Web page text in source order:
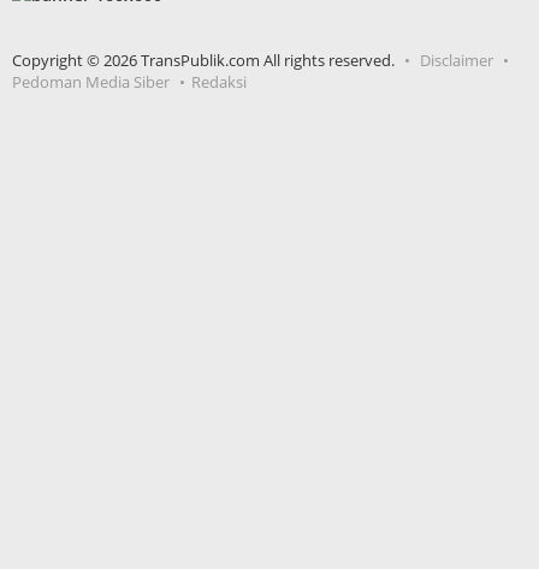
Copyright © 2026 TransPublik.com All rights reserved.
Disclaimer
Pedoman Media Siber
Redaksi